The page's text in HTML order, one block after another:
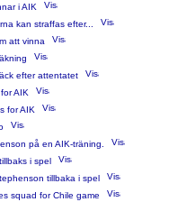
i AIK
kan straffas efter...
att vinna
efter attentatet
AIK
for AIK
på en AIK-träning.
i spel
tillbaka i spel
squad for Chile game